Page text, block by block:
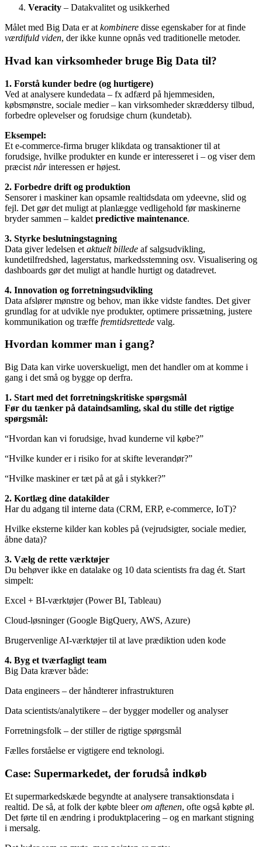
Veracity – Datakvalitet og usikkerhed
Målet med Big Data er at kombinere disse egenskaber for at finde
værdifuld viden, der ikke kunne opnås ved traditionelle metoder.
Hvad kan virksomheder bruge Big Data til?
1. Forstå kunder bedre (og hurtigere)
Ved at analysere kundedata – fx adfærd på hjemmesiden,
købsmønstre, sociale medier – kan virksomheder skræddersy tilbud,
forbedre oplevelser og forudsige churn (kundetab).
Eksempel:
Et e-commerce-firma bruger klikdata og transaktioner til at
forudsige, hvilke produkter en kunde er interesseret i – og viser dem
præcist nårinteressen er højest.
2. Forbedre drift og produktion
Sensorer i maskiner kan opsamle realtidsdata om ydeevne, slid og
fejl. Det gør det muligt at planlægge vedligehold før maskinerne
bryder sammen – kaldet predictive maintenance.
3. Styrke beslutningstagning
Data giver ledelsen et aktuelt billede af salgsudvikling,
kundetilfredshed, lagerstatus, markedsstemning osv. Visualisering og
dashboards gør det muligt at handle hurtigt og datadrevet.
4. Innovation og forretningsudvikling
Data afslører mønstre og behov, man ikke vidste fandtes. Det giver
grundlag for at udvikle nye produkter, optimere prissætning, justere
kommunikation og træffe fremtidsrettede valg.
Hvordan kommer man i gang?
Big Data kan virke uoverskueligt, men det handler om at komme i
gang i det små og bygge op derfra.
1. Start med det forretningskritiske spørgsmål
Før du tænker på dataindsamling, skal du stille det rigtige
spørgsmål:
“Hvordan kan vi forudsige, hvad kunderne vil købe?”
“Hvilke kunder er i risiko for at skifte leverandør?”
“Hvilke maskiner er tæt på at gå i stykker?”
2. Kortlæg dine datakilder
Har du adgang til interne data (CRM, ERP, e-commerce, IoT)?
Hvilke eksterne kilder kan kobles på (vejrudsigter, sociale medier,
åbne data)?
3. Vælg de rette værktøjer
Du behøver ikke en datalake og 10 data scientists fra dag ét. Start
simpelt:
Excel + BI-værktøjer (Power BI, Tableau)
Cloud-løsninger (Google BigQuery, AWS, Azure)
Brugervenlige AI-værktøjer til at lave prædiktion uden kode
4. Byg et tværfagligt team
Big Data kræver både:
Data engineers – der håndterer infrastrukturen
Data scientists/analytikere – der bygger modeller og analyser
Forretningsfolk – der stiller de rigtige spørgsmål
Fælles forståelse er vigtigere end teknologi.
Case: Supermarkedet, der forudså indkøb
Et supermarkedskæde begyndte at analysere transaktionsdata i
realtid. De så, at folk der købte bleerom aftenen, ofte også købte øl.
Det førte til en ændring i produktplacering – og en markant stigning
i mersalg.